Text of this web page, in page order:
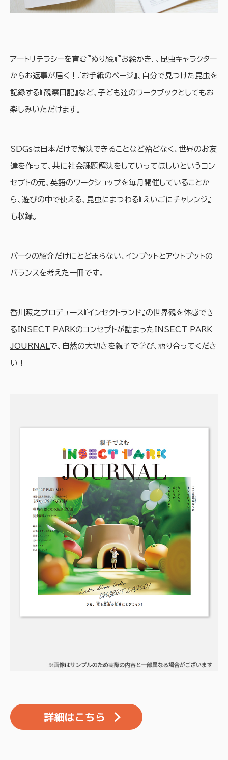
アートリテラシーを育む『ぬり絵』『お絵かき』、昆虫キャラクター
からお返事が届く！『お手紙のページ』、自分で見つけた昆虫を
記録する『観察日記』など、子ども達のワークブックとしてもお
楽しみいただけます。
SDGsは日本だけで解決できることなど殆どなく、世界のお友
達を作って、共に社会課題解決をしていってほしいというコン
セプトの元、英語のワークショップを毎月開催していることか
ら、遊びの中で使える、昆虫にまつわる『えいごにチャレンジ』
も収録。
パークの紹介だけにとどまらない、インプットとアウトプットの
バランスを考えた一冊です。
香川照之プロデュース『インセクトランド』の世界観を体感でき
るINSECT PARKのコンセプトが詰まった INSECT PARK
JOURNALで、自然の大切さを親子で学び、語り合ってくださ
い！